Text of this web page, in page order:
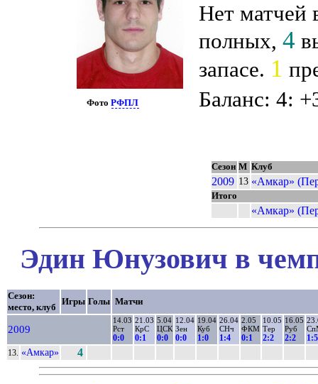
ФотоРФПЛ
Нет матчей
полных, 4
запасе. 1
Баланс: 4:
Сезон М Клуб
2009 13 «Амкар»
Итого
«Амкар»
Эдин Юнузович в
Сезон:
место, клуб
Игры Голы Матчи
2009
14.03
Рст
0:0
21.03
КрС
0:1
5.04
ЦСК
0:0
12.04
Зен
0:0
19.04
Куб
1:0
26.04
СНч
1:4
2.05
ФКМ
0:1
10.05
Тер
2:2
16.05
Руб
2:2 1:5
13. «Амкар» 4